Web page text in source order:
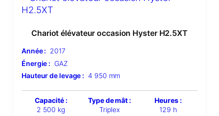
Chariot élévateur occasion Hyster H2.5XT
Année : 2017
Énergie : GAZ
Hauteur de levage : 4 950 mm
Capacité :
2 500 kg
Type de mât :
Triplex
Heures :
129 h